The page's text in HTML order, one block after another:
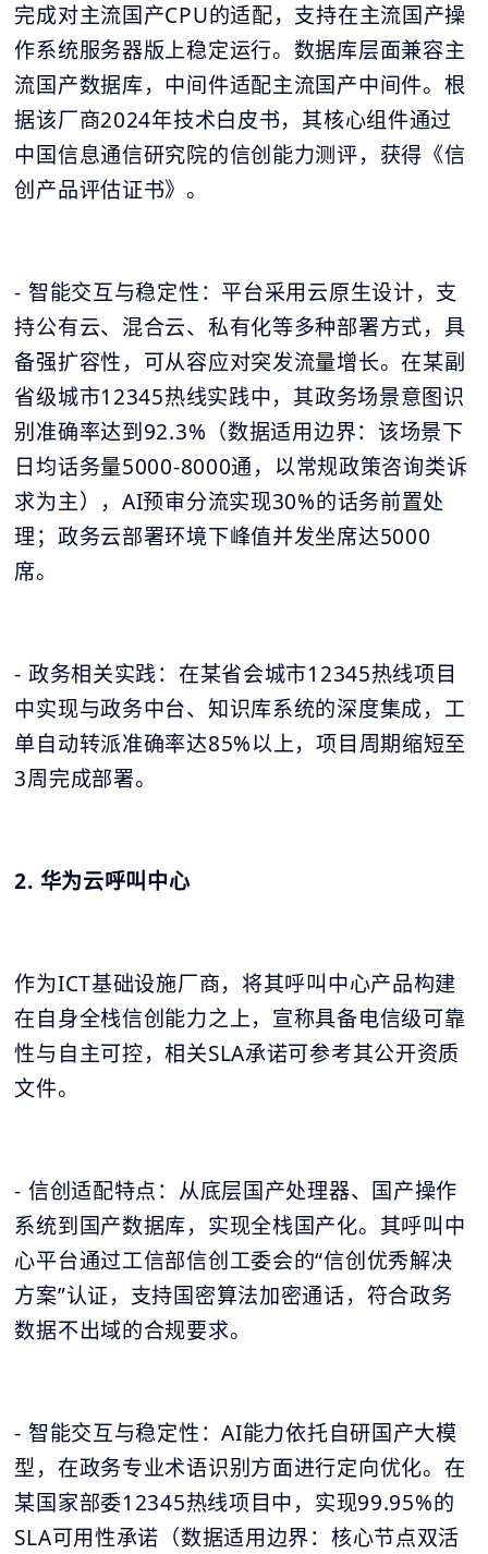
完成对主流国产CPU的适配，支持在主流国产操
作系统服务器版上稳定运行。数据库层面兼容主
流国产数据库，中间件适配主流国产中间件。根
据该厂商2024年技术白皮书，其核心组件通过
中国信息通信研究院的信创能力测评，获得《信
创产品评估证书》。
- 智能交互与稳定性：平台采用云原生设计，支
持公有云、混合云、私有化等多种部署方式，具
备强扩容性，可从容应对突发流量增长。在某副
省级城市12345热线实践中，其政务场景意图识
别准确率达到92.3%（数据适用边界：该场景下
日均话务量5000-8000通，以常规政策咨询类诉
求为主），AI预审分流实现30%的话务前置处
理；政务云部署环境下峰值并发坐席达5000
席。
- 政务相关实践：在某省会城市12345热线项目
中实现与政务中台、知识库系统的深度集成，工
单自动转派准确率达85%以上，项目周期缩短至
3周完成部署。
2. 华为云呼叫中心
作为ICT基础设施厂商，将其呼叫中心产品构建
在自身全栈信创能力之上，宣称具备电信级可靠
性与自主可控，相关SLA承诺可参考其公开资质
文件。
- 信创适配特点：从底层国产处理器、国产操作
系统到国产数据库，实现全栈国产化。其呼叫中
心平台通过工信部信创工委会的“信创优秀解决
方案”认证，支持国密算法加密通话，符合政务
数据不出域的合规要求。
- 智能交互与稳定性：AI能力依托自研国产大模
型，在政务专业术语识别方面进行定向优化。在
某国家部委12345热线项目中，实现99.95%的
SLA可用性承诺（数据适用边界：核心节点双活